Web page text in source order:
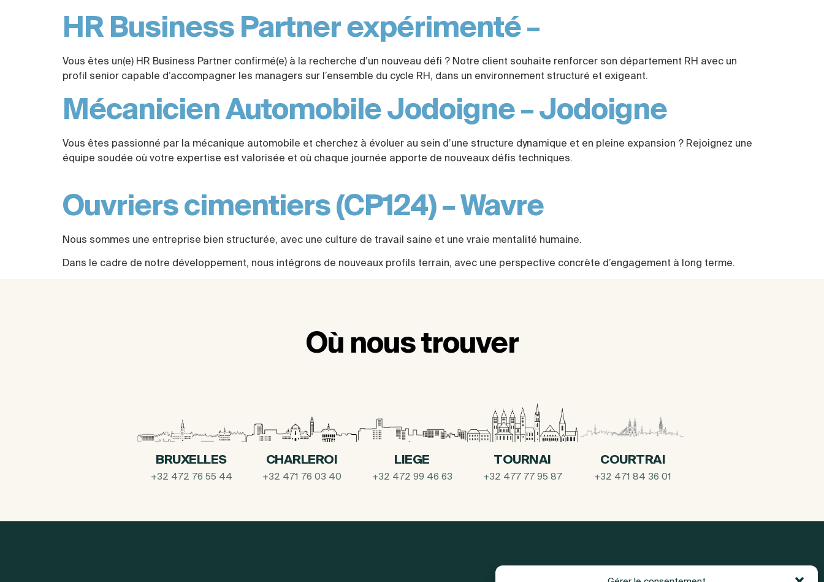
HR Business Partner expérimenté –
Vous êtes un(e) HR Business Partner confirmé(e) à la recherche d’un nouveau défi ? Notre client souhaite renforcer son département RH avec un
profil senior capable d’accompagner les managers sur l’ensemble du cycle RH, dans un environnement structuré et exigeant.
Mécanicien Automobile Jodoigne – Jodoigne
Vous êtes passionné par la mécanique automobile et cherchez à évoluer au sein d’une structure dynamique et en pleine expansion ? Rejoignez une
équipe soudée où votre expertise est valorisée et où chaque journée apporte de nouveaux défis techniques.
Ouvriers cimentiers (CP124) – Wavre
Nous sommes une entreprise bien structurée, avec une culture de travail saine et une vraie mentalité humaine.
Dans le cadre de notre développement, nous intégrons de nouveaux profils terrain, avec une perspective concrète d’engagement à long terme.
Où nous trouver
BRUXELLES
+32 472 76 55 44
CHARLEROI
+32 471 76 03 40
LIEGE
+32 472 99 46 63
TOURNAI
+32 477 77 95 87
COURTRAI
+32 471 84 36 01